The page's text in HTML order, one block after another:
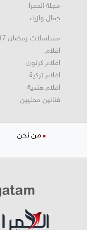
مجلة الحمرا
جمال وازياء
مسلسلات رمضان 2017
افلام
افلام كرتون
افلام تركية
افلام هندية
فنانين محليين
من نحن